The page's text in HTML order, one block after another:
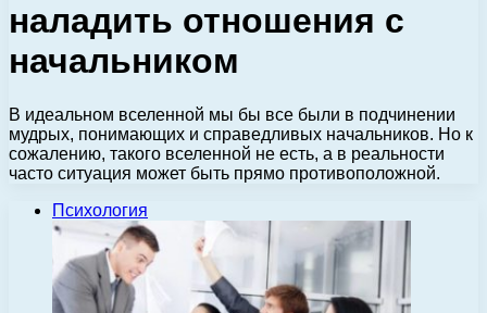
наладить отношения с
начальником
В идеальном вселенной мы бы все были в подчинении
мудрых, понимающих и справедливых начальников. Но к
сожалению, такого вселенной не есть, а в реальности
часто ситуация может быть прямо противоположной.
Психология